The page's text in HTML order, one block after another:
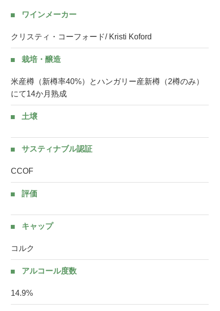
ワインメーカー
クリスティ・コーフォード/ Kristi Koford
栽培・醸造
米産樽（新樽率40%）とハンガリー産新樽（2樽のみ）
にて14か月熟成
土壌
サスティナブル認証
CCOF
評価
キャップ
コルク
アルコール度数
14.9%